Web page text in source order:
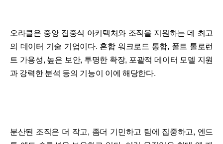
오라클은 중앙 집중식 아키텍처와 조직을 지원하는 데 최고
의 데이터 기술 기업이다. 혼합 워크로드 통합, 폴트 톨로런
트 가용성, 높은 보안, 투명한 확장, 포괄적 데이터 모델 지원
과 강력한 분석 등의 기능이 이에 해당한다.
분산된 조직은 더 작고, 좀더 기민하고 팀에 집중하고, 엔드